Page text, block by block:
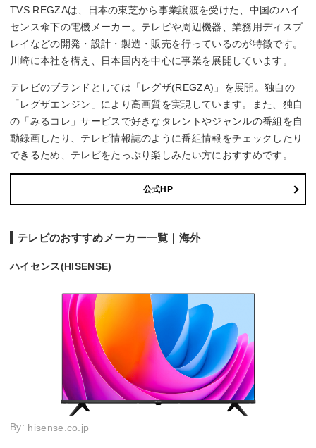
TVS REGZAは、日本の東芝から事業譲渡を受けた、中国のハイ
センス傘下の電機メーカー。テレビや周辺機器、業務用ディスプ
レイなどの開発・設計・製造・販売を行っているのが特徴です。
川崎に本社を構え、日本国内を中心に事業を展開しています。
テレビのブランドとしては「レグザ(REGZA)」を展開。独自の
「レグザエンジン」により高画質を実現しています。また、独自
の「みるコレ」サービスで好きなタレントやジャンルの番組を自
動録画したり、テレビ情報誌のように番組情報をチェックしたり
できるため、テレビをたっぷり楽しみたい方におすすめです。
公式HP
テレビのおすすめメーカー一覧｜海外
ハイセンス(HISENSE)
By: hisense.co.jp